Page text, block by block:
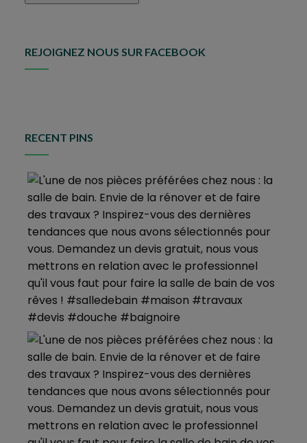
REJOIGNEZ NOUS SUR FACEBOOK
RECENT PINS